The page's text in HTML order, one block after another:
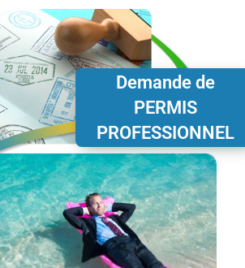
Demande de
PERMIS
PROFESSIONNEL